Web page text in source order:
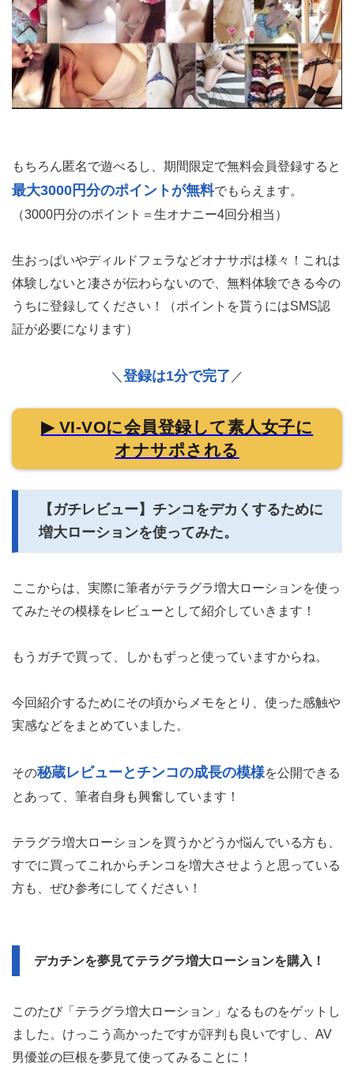
もちろん匿名で遊べるし、期間限定で無料会員登録すると
最大3000円分のポイントが無料でもらえます。
（3000円分のポイント＝生オナニー4回分相当）
生おっぱいやディルドフェラなどオナサポは様々！これは
体験しないと凄さが伝わらないので、無料体験できる今の
うちに登録してください！（ポイントを貰うにはSMS認
証が必要になります）
＼ 登録は1分で完了 ／
▶ VI-VOに会員登録して素人女子に
オナサポされる
【ガチレビュー】チンコをデカくするために
増大ローションを使ってみた。
ここからは、実際に筆者がテラグラ増大ローションを使っ
てみたその模様をレビューとして紹介していきます！
もうガチで買って、しかもずっと使っていますからね。
今回紹介するためにその頃からメモをとり、使った感触や
実感などをまとめていました。
その秘蔵レビューとチンコの成長の模様を公開できる
とあって、筆者自身も興奮しています！
テラグラ増大ローションを買うかどうか悩んでいる方も、
すでに買ってこれからチンコを増大させようと思っている
方も、ぜひ参考にしてください！
デカチンを夢見てテラグラ増大ローションを購入！
このたび「テラグラ増大ローション」なるものをゲットし
ました。けっこう高かったですが評判も良いですし、AV
男優並の巨根を夢見て使ってみることに！